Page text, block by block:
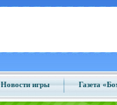
Новости игры Газета